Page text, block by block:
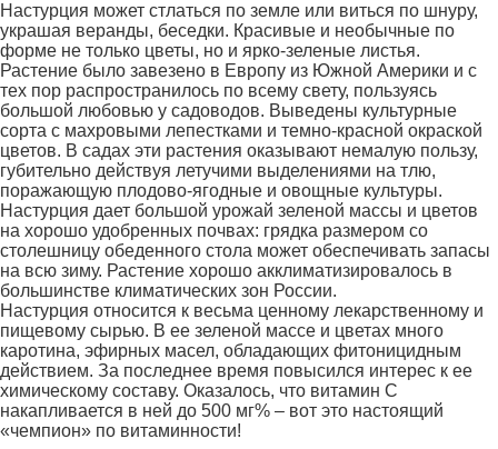
Настурция может стлаться по земле или виться по шнуру,
украшая веранды, беседки. Красивые и необычные по
форме не только цветы, но и ярко-зеленые листья.
Растение было завезено в Европу из Южной Америки и с
тех пор распространилось по всему свету, пользуясь
большой любовью у садоводов. Выведены культурные
сорта с махровыми лепестками и темно-красной окраской
цветов. В садах эти растения оказывают немалую пользу,
губительно действуя летучими выделениями на тлю,
поражающую плодово-ягодные и овощные культуры.
Настурция дает большой урожай зеленой массы и цветов
на хорошо удобренных почвах: грядка размером со
столешницу обеденного стола может обеспечивать запасы
на всю зиму. Растение хорошо акклиматизировалось в
большинстве климатических зон России.
Настурция относится к весьма ценному лекарственному и
пищевому сырью. В ее зеленой массе и цветах много
каротина, эфирных масел, обладающих фитоницидным
действием. За последнее время повысился интерес к ее
химическому составу. Оказалось, что витамин С
накапливается в ней до 500 мг% – вот это настоящий
«чемпион» по витаминности!